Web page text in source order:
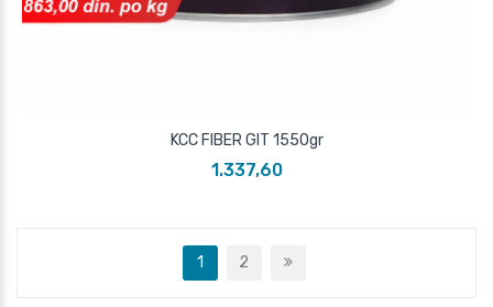
KCC FIBER GIT 1550gr
1.337,60
1 2